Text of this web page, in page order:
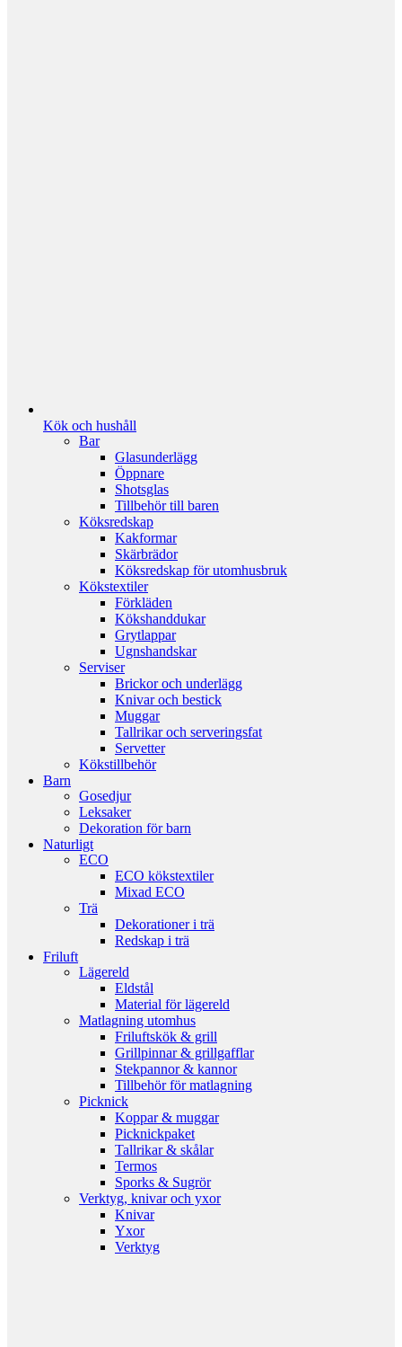
Kök och hushåll
Bar
Glasunderlägg
Öppnare
Shotsglas
Tillbehör till baren
Köksredskap
Kakformar
Skärbrädor
Köksredskap för utomhusbruk
Kökstextiler
Förkläden
Kökshanddukar
Grytlappar
Ugnshandskar
Serviser
Brickor och underlägg
Knivar och bestick
Muggar
Tallrikar och serveringsfat
Servetter
Kökstillbehör
Barn
Gosedjur
Leksaker
Dekoration för barn
Naturligt
ECO
ECO kökstextiler
Mixad ECO
Trä
Dekorationer i trä
Redskap i trä
Friluft
Lägereld
Eldstål
Material för lägereld
Matlagning utomhus
Friluftskök & grill
Grillpinnar & grillgafflar
Stekpannor & kannor
Tillbehör för matlagning
Picknick
Koppar & muggar
Picknickpaket
Tallrikar & skålar
Termos
Sporks & Sugrör
Verktyg, knivar och yxor
Knivar
Yxor
Verktyg